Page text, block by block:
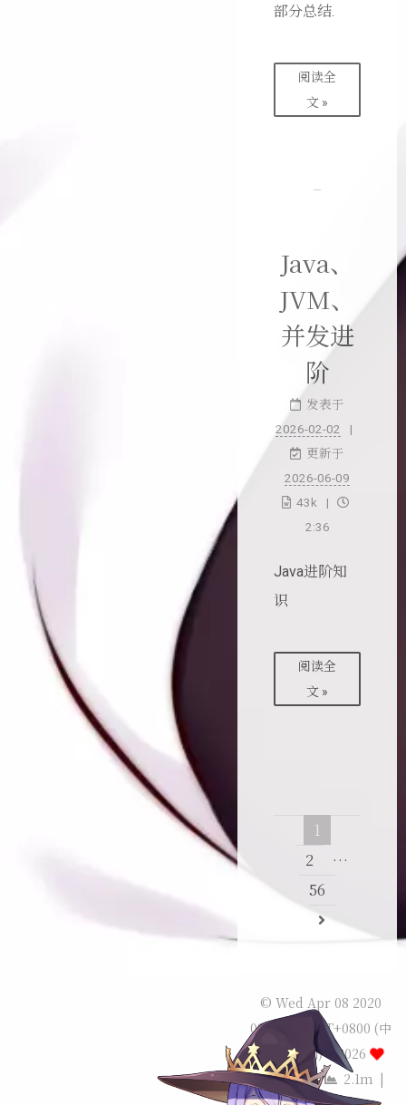
部分总结.
阅读全
文 »
Java、
JVM、
并发进
阶
发表于
2026-02-02
更新于
2026-06-09
43k
2:36
Java进阶知
识
阅读全
文 »
1
2
…
56
© Wed Apr 08 2020
08:00:00 GMT+0800 (中
国标准时间) –2026
Sekyoro | 2.1m |